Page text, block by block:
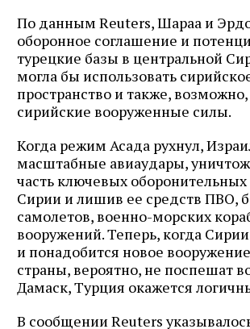
По данным Reuters, Шараа и
оборонное соглашение и
турецкие базы в центральной
могла бы использовать
пространство и также, возможно,
сирийские вооруженные силы.
Когда режим Асада рухнул,
масштабные авиаудары,
часть ключевых
Сирии и лишив ее средств ПВО,
самолетов, военно-морских
вооружений. Теперь, когда
и понадобится новое
страны, вероятно, не поспешат
Дамаск, Турция окажется
В сообщении Reuters